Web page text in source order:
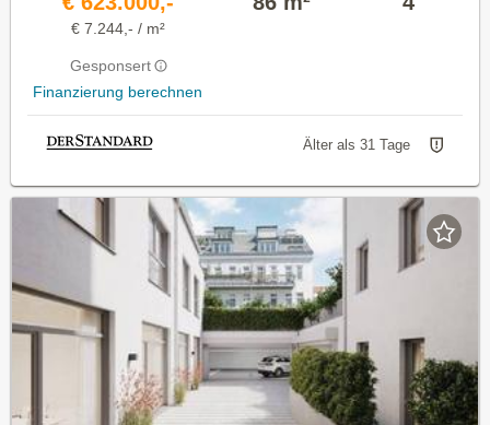
€ 7.244,- / m²
Gesponsert
Finanzierung berechnen
Älter als 31 Tage